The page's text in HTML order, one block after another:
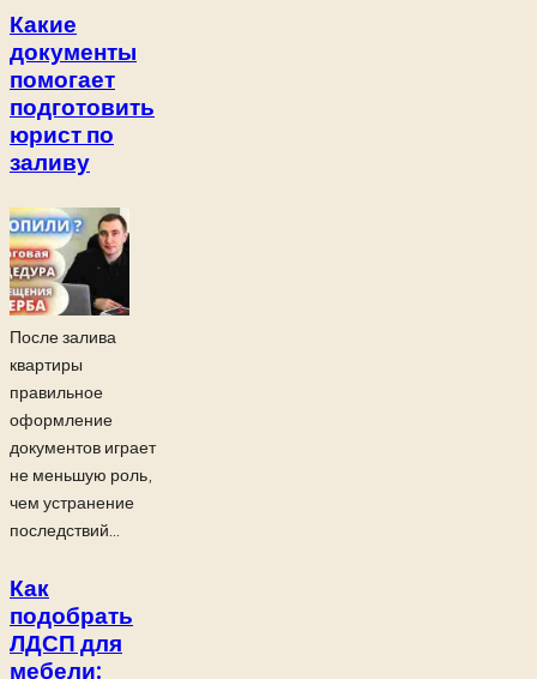
Какие
документы
помогает
подготовить
юрист по
заливу
После залива
квартиры
правильное
оформление
документов играет
не меньшую роль,
чем устранение
последствий...
Как
подобрать
ЛДСП для
мебели: